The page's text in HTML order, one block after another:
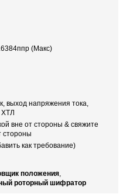
(Макс)
выход напряжения тока,
ХТЛ
вне от стороны & свяжите
стороны
как требование)
положения,
роторный шифратор